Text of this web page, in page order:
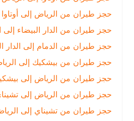
حجز طيران من الرياض إلى أوتاوا |
حجز طيران من الدار البيضاء إلى الدمام
حجز طيران من الدمام إلى الدار البيضاء
حجز طيران من بيشكيك إلى الرياض
|
حجز طيران من الرياض إلى بيشكيك |
حجز طيران من الرياض إلى تشيناي |
حجز طيران من تشيناي إلى الرياض
|